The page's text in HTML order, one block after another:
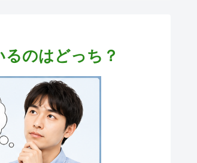
のはどっち？